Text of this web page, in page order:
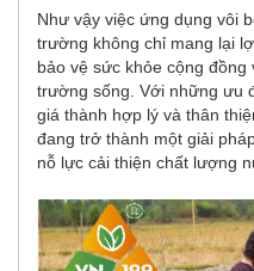
Như vậy việc ứng dụng vôi
trường không chỉ mang lại
bảo vệ sức khỏe cộng
trường sống. Với những ưu
giá thành hợp lý và thân
đang trở thành một giải
nỗ lực cải thiện chất lượng